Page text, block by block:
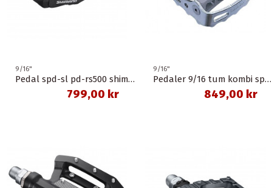
9/16"
Pedal spd-sl pd-rs500 shimano
799,00 kr
9/16"
Pedaler 9/16 tum kombi spd pd-m324 shimano
849,00 kr